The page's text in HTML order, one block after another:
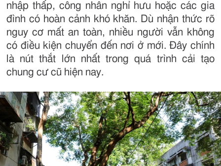
nhập thấp, công nhân nghỉ hưu hoặc các gia
đình có hoàn cảnh khó khăn. Dù nhận thức rõ
nguy cơ mất an toàn, nhiều người vẫn không
có điều kiện chuyển đến nơi ở mới. Đây chính
là nút thắt lớn nhất trong quá trình cải tạo
chung cư cũ hiện nay.